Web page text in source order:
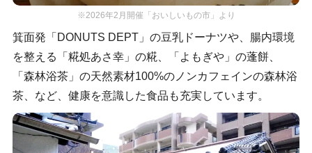
※2026年2月開催「おいしいもの市」より
箕面発「DONUTS DEPT」の豆乳ドーナツや、腸内環境
を整える「糀処あさ幸」の糀、「よもぎや」の蓬餅、
「森林浴茶」の天然素材100%のノンカフェインの森林浴
茶、など、健康を意識した食品も充実しています。